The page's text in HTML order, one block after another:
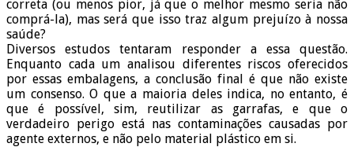
correta (ou menos pior, já que o melhor mesmo seria não
comprá-la), mas será que isso traz algum prejuízo à nossa
saúde?
Diversos estudos tentaram responder a essa questão.
Enquanto cada um analisou diferentes riscos oferecidos
por essas embalagens, a conclusão final é que não existe
um consenso. O que a maioria deles indica, no entanto, é
que é possível, sim, reutilizar as garrafas, e que o
verdadeiro perigo está nas contaminações causadas por
agente externos, e não pelo material plástico em si.